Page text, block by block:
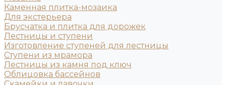
Каменная плитка-мозаика
Для экстерьера
Брусчатка и плитка для дорожек
Лестницы и ступени
Изготовление ступеней для лестницы
Ступени из мрамора
Лестницы из камня под ключ
Облицовка бассейнов